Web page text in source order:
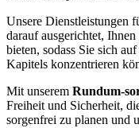
Unsere Dienstleistungen
darauf ausgerichtet, Ihnen
bieten, sodass Sie sich
Kapitels konzentrieren
Mit unserem Rundum-
Freiheit und Sicherheit,
sorgenfrei zu planen und